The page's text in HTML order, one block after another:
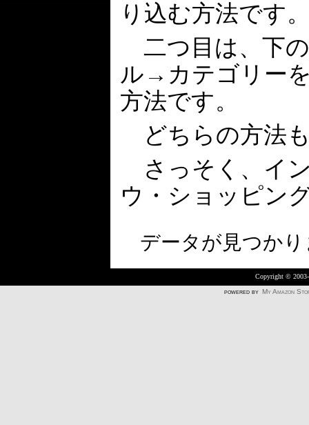
り込む方法です
二つ目は、下
ル→カテゴリー
方法です。
どちらの方法
さっそく、イ
ウ・ショッピン
データが見つかり
Copyright ©
powered by My Amazon